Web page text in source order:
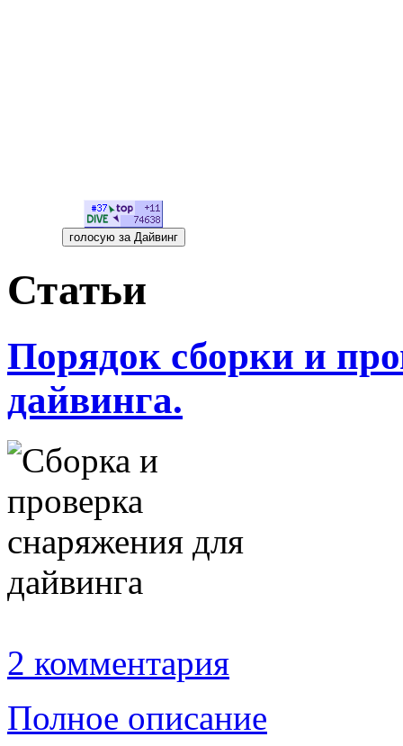
Статьи
Порядок сборки и
дайвинга.
2 комментария
Полное описание